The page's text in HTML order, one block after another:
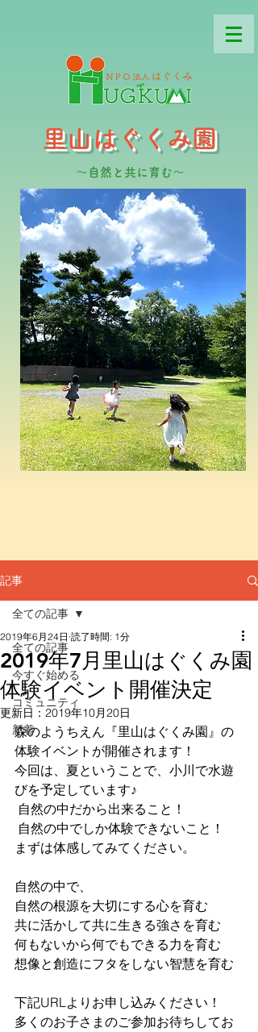
里山はぐくみ園
～自然と共に育む～
記事
全ての記事
今すぐ始める
コミュニティ
新着
全ての記事
2019年7月里山はぐくみ園
体験イベント開催決定
2019年6月24日 読了時間: 1分
更新日： 2019年10月20日
森のようちえん『里山はぐくみ園』の
体験イベントが開催されます！
今回は、夏ということで、小川で水遊
びを予定しています♪
自然の中だから出来ること！
自然の中でしか体験できないこと！
まずは体感してみてください。
自然の中で、
自然の根源を大切にする心を育む
共に活かして共に生きる強さを育む
何もないから何でもできる力を育む
想像と創造にフタをしない智慧を育む
下記URLよりお申し込みください！
多くのお子さまのご参加お待ちしてお